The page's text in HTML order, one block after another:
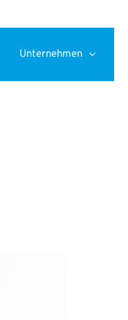
Unternehmen